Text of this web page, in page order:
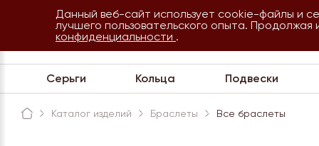
Сочи
8 800 234 35 54
Обратная связь
Серьги Кольца Подвески
Каталог изделий Браслеты Все браслеты
Данный веб-сайт использует cookie-файлы и
лучшего пользовательского опыта.
конфиденциальности .